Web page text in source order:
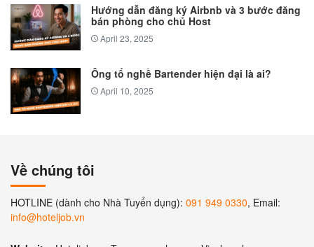
Hướng dẫn đăng ký Airbnb và 3 bước đăng
bán phòng cho chủ Host
April 23, 2025
Ông tổ nghề Bartender hiện đại là ai?
April 10, 2025
Về chúng tôi
HOTLINE (dành cho Nhà Tuyển dụng): 091 949 0330, Email:
info@hoteljob.vn